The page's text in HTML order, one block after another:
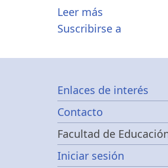
Leer más
Suscribirse a
Footer
menu
Enlaces de interés
Contacto
Facultad de
Menú
Iniciar sesión